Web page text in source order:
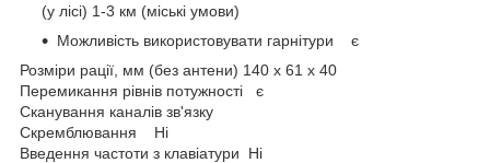
(у лісі) 1-3 км (міські умови)
Можливість використовувати гарнітури є
Розміри рації, мм (без антени) 140 х 61 х 40
Перемикання рівнів потужності є
Сканування каналів зв'язку
Скремблювання Ні
Введення частоти з клавіатури Ні